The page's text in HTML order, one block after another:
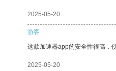
2025-05-20
游客
这款加速器app的安全性很高，
2025-05-20